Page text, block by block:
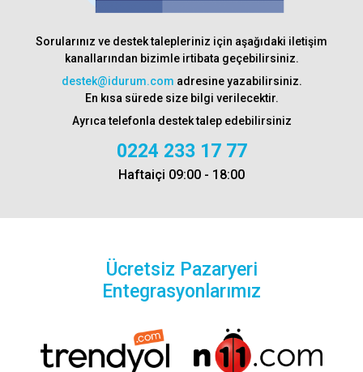
Sorularınız ve destek talepleriniz için aşağıdaki iletişim
kanallarından bizimle irtibata geçebilirsiniz.
destek@idurum.com adresine yazabilirsiniz.
En kısa sürede size bilgi verilecektir.
Ayrıca telefonla destek talep edebilirsiniz
0224 233 17 77
Haftaiçi 09:00 - 18:00
Ücretsiz Pazaryeri
Entegrasyonlarımız